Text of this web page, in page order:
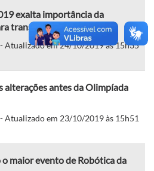
exalta importância da
transformar realidades
Atualizado em 24/10/2019 às 15h35
alterações antes da Olimpíada
Atualizado em 23/10/2019 às 15h51
maior evento de Robótica da